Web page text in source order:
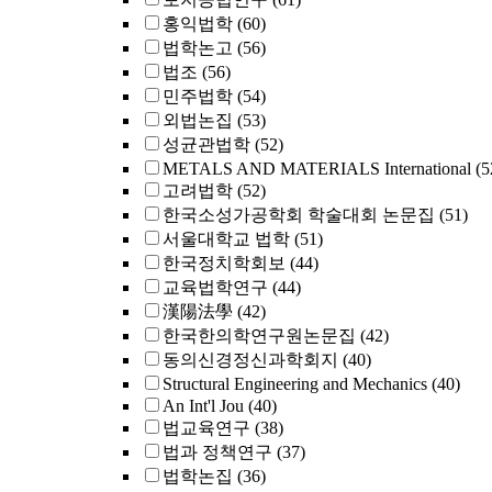
홍익법학 (60)
법학논고 (56)
법조 (56)
민주법학 (54)
외법논집 (53)
성균관법학 (52)
METALS AND MATERIALS International
고려법학 (52)
한국소성가공학회 학술대회 논문집 (51)
서울대학교 법학 (51)
한국정치학회보 (44)
교육법학연구 (44)
漢陽法學 (42)
한국한의학연구원논문집 (42)
동의신경정신과학회지 (40)
Structural Engineering and Mechanics (40)
An Int'l Jou (40)
법교육연구 (38)
법과 정책연구 (37)
법학논집 (36)